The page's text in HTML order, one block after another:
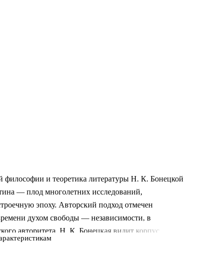
философии и теоретика литературы Н. К. Бонецкой
— плод многолетних исследований,
эпоху. Авторский подход отмечен
духом свободы — независимости, в
авторитета. Н. К. Бонецкая видит корпус
единого целого; через все главы ее труда
существовании единой философской идеи Бахтина,